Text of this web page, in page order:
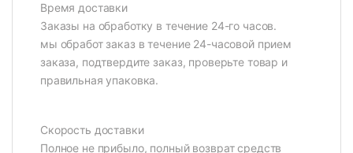
Время доставки
Заказы на обработку в течение 24-го часов.
мы обработ заказ в течение 24-часовой прием
заказа, подтвердите заказ, проверьте товар и
правильная упаковка.
Скорость доставки
Полное не прибыло, полный возврат средств